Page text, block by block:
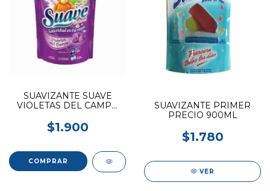
SUAVIZANTE SUAVE
VIOLETAS DEL CAMPO
$1.900
SUAVIZANTE PRIMER
PRECIO 900ML
$1.780
VER